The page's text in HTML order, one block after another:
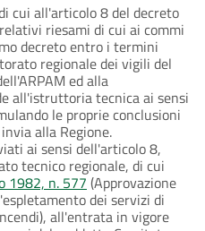
cui all'articolo 8 del decreto
riesami di cui ai commi
decreto entro i termini
regionale dei vigili del
ed alla
all'istruttoria tecnica ai sensi
le proprie conclusioni
alla Regione.
ai sensi dell'articolo 8,
tecnico regionale, di cui
1982, n. 577 (Approvazione
dei servizi di
all'entrata in vigore